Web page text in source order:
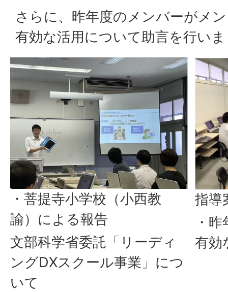
さらに、昨年度のメンバーがメ
有効な活用について助言を行い
・菩提寺小学校（小西教
諭）による報告
文部科学省委託「リーディ
ングDXスクール事業」につ
いて
指導
・
有効